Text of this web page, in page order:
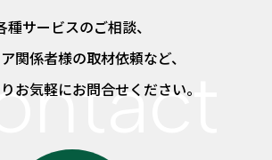
種サービスのご相談、
関係者様の取材依頼など、
お気軽にお問合せください。